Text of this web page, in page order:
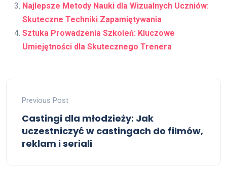
Najlepsze Metody Nauki dla Wizualnych Uczniów:
Skuteczne Techniki Zapamiętywania
Sztuka Prowadzenia Szkoleń: Kluczowe
Umiejętności dla Skutecznego Trenera
Previous Post
Castingi dla młodzieży: Jak
uczestniczyć w castingach do filmów,
reklam i seriali